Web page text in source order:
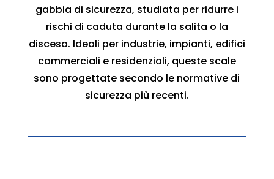
gabbia di sicurezza, studiata per ridurre i
rischi di caduta durante la salita o la
discesa. Ideali per industrie, impianti, edifici
commerciali e residenziali, queste scale
sono progettate secondo le normative di
sicurezza più recenti.